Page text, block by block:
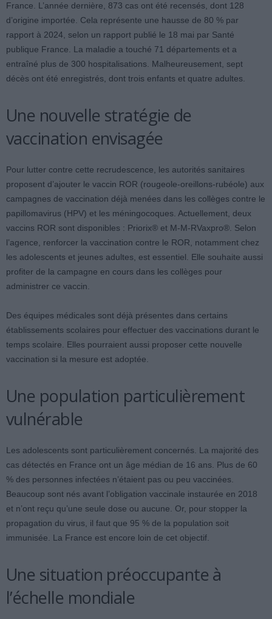
France. L’année dernière, 873 cas ont été recensés, dont 128
d’origine importée. Cela représente une hausse de 80 % par
rapport à 2024, selon un rapport publié le 18 mai par Santé
publique France. La maladie a touché 71 départements et a
entraîné plus de 300 hospitalisations. Malheureusement, sept
décès ont été enregistrés, dont trois enfants et quatre adultes.
Une nouvelle stratégie de
vaccination envisagée
Pour lutter contre cette recrudescence, les autorités sanitaires
proposent d’ajouter le vaccin ROR (rougeole-oreillons-rubéole) aux
campagnes de vaccination déjà menées dans les collèges contre le
papillomavirus (HPV) et les méningocoques. Actuellement, deux
vaccins ROR sont disponibles : Priorix® et M-M-RVaxpro®. Selon
l’agence, renforcer la vaccination contre le ROR, notamment chez
les adolescents et jeunes adultes, est essentiel. Elle souhaite aussi
profiter de la campagne en cours dans les collèges pour
administrer ce vaccin.
Des équipes médicales sont déjà présentes dans certains
établissements scolaires pour effectuer des vaccinations durant le
temps scolaire. Elles pourraient aussi proposer cette nouvelle
vaccination si la mesure est adoptée.
Une population particulièrement
vulnérable
Les adolescents sont particulièrement concernés. La majorité des
cas détectés en France ont un âge médian de 16 ans. Plus de 60
% des personnes infectées n’étaient pas ou peu vaccinées.
Beaucoup sont nés avant l’obligation vaccinale instaurée en 2018
et n’ont reçu qu’une seule dose ou aucune. Or, pour stopper la
propagation du virus, il faut que 95 % de la population soit
immunisée. La France est encore loin de cet objectif.
Une situation préoccupante à
l’échelle mondiale